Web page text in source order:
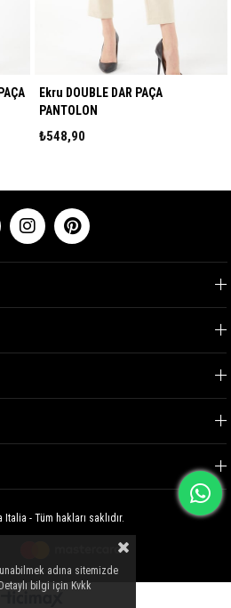
Fuşya DOUBLE DAR PAÇA
- Tüm hakları saklıdır.
adına sitemizde
bilgi için Kvkk